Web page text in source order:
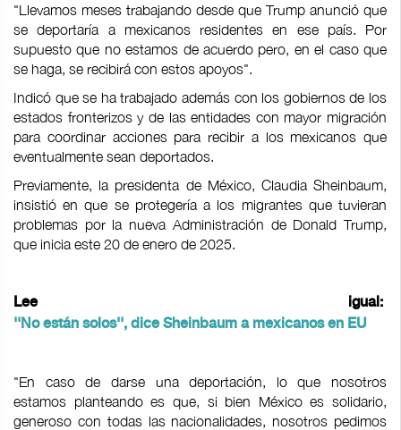
"Llevamos meses trabajando desde que Trump anunció que
se deportaría a mexicanos residentes en ese país. Por
supuesto que no estamos de acuerdo pero, en el caso que
se haga, se recibirá con estos apoyos".
Indicó que se ha trabajado además con los gobiernos de los
estados fronterizos y de las entidades con mayor migración
para coordinar acciones para recibir a los mexicanos que
eventualmente sean deportados.
Previamente, la presidenta de México, Claudia Sheinbaum,
insistió en que se protegería a los migrantes que tuvieran
problemas por la nueva Administración de Donald Trump,
que inicia este 20 de enero de 2025.
Lee igual:
''No están solos'', dice Sheinbaum a mexicanos en EU
"En caso de darse una deportación, lo que nosotros
estamos planteando es que, si bien México es solidario,
generoso con todas las nacionalidades, nosotros pedimos